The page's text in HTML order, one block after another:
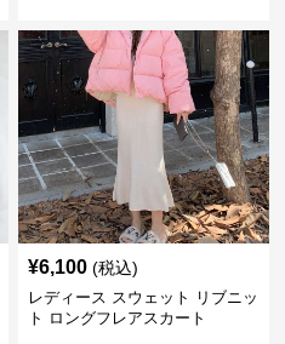
¥6,100 (税込)
レディース スウェット リブニッ
ト ロングフレアスカート